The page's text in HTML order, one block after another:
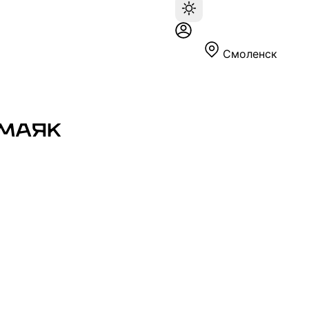
Смоленск